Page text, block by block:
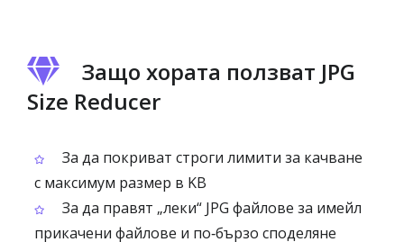
Защо хората ползват JPG
Size Reducer
За да покриват строги лимити за качване
с максимум размер в KB
За да правят „леки“ JPG файлове за имейл
прикачени файлове и по‑бързо споделяне